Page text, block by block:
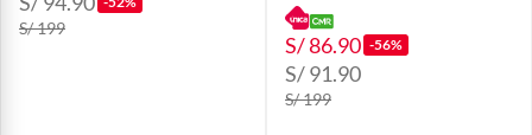
S/ 199
S/ 86.90 -56%
S/ 91.90
S/ 199